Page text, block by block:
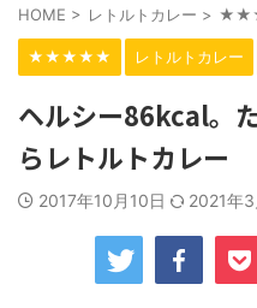
HOME > レトルトカレー >
★★★★★ レトルトカレー
ヘルシー86kcal。
らレトルトカレー
2017年10月10日 2021年3